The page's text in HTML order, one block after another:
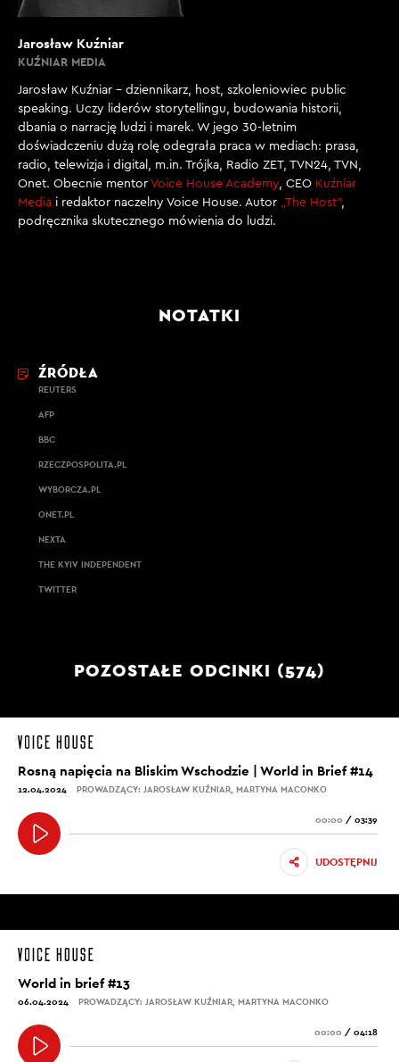
Jarosław Kuźniar
KUŹNIAR MEDIA
Jarosław Kuźniar – dziennikarz, host, szkoleniowiec public
speaking. Uczy liderów storytellingu, budowania historii,
dbania o narrację ludzi i marek. W jego 30-letnim
doświadczeniu dużą rolę odegrała praca w mediach: prasa,
radio, telewizja i digital, m.in. Trójka, Radio ZET, TVN24, TVN,
Onet. Obecnie mentor Voice House Academy, CEO Kuźniar
Media i redaktor naczelny Voice House. Autor „The Host”,
podręcznika skutecznego mówienia do ludzi.
NOTATKI
ŹRÓDŁA
REUTERS
AFP
BBC
RZECZPOSPOLITA.PL
WYBORCZA.PL
ONET.PL
NEXTA
THE KYIV INDEPENDENT
TWITTER
POZOSTAŁE ODCINKI (574)
Rosną napięcia na Bliskim Wschodzie | World in Brief #14
12.04.2024 PROWADZĄCY: JAROSŁAW KUŹNIAR, MARTYNA MACONKO
00:00 / 03:39
UDOSTĘPNIJ
World in brief #13
06.04.2024 PROWADZĄCY: JAROSŁAW KUŹNIAR, MARTYNA MACONKO
00:00 / 04:18